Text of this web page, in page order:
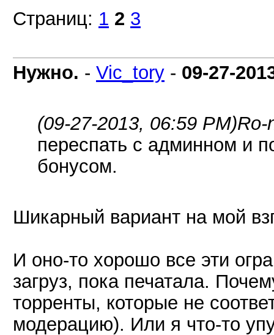
Страниц: 1 2 3
Нужно. - Vic_tory - 09-27-
(09-27-2013, 06:59 PM)Ro-
переспать с админном и
бонусом.
Шикарный вариант на мой
И оно-то хорошо все эти
загруз, пока печатала.
торренты, которые не
модерацию). Или я что-то